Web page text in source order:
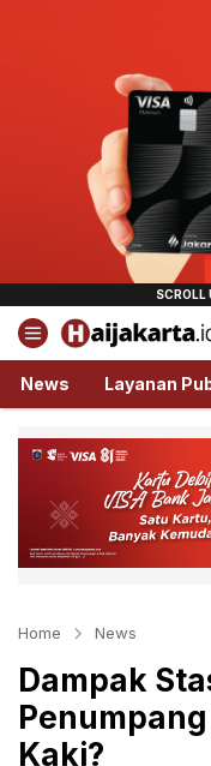
Haijakarta.id
Semua Tentang
News Layanan
Home News
Dampak
Kaki?